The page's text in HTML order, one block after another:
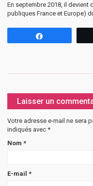
En septembre 2018, il
publiques France et Europe)
Laisser un
Votre adresse e-mail ne sera
indiqués avec *
Nom *
E-mail *